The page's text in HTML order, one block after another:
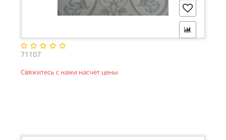
71107
Свяжитесь с нами насчёт цены